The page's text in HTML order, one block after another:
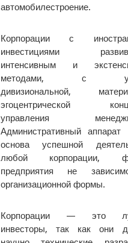
автомобилестроение.
Корпорации с
инвестициями
интенсивным и
методами, с
дивизиональной,
эгоцентрической
управления
Административный
основа успешной
любой корпорации,
предприятия не
организационной формы.
Корпорации — это
инвесторы, так как они